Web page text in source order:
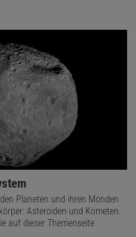
Planeten und ihren Monden
Asteroiden und Kometen.
auf dieser Themenseite